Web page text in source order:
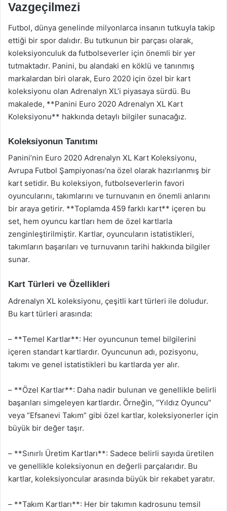
Vazgeçilmezi
Futbol, dünya genelinde milyonlarca insanın tutkuyla takip
ettiği bir spor dalıdır. Bu tutkunun bir parçası olarak,
koleksiyonculuk da futbolseverler için önemli bir yer
tutmaktadır. Panini, bu alandaki en köklü ve tanınmış
markalardan biri olarak, Euro 2020 için özel bir kart
koleksiyonu olan Adrenalyn XL’i piyasaya sürdü. Bu
makalede, **Panini Euro 2020 Adrenalyn XL Kart
Koleksiyonu** hakkında detaylı bilgiler sunacağız.
Koleksiyonun Tanıtımı
Panini’nin Euro 2020 Adrenalyn XL Kart Koleksiyonu,
Avrupa Futbol Şampiyonası’na özel olarak hazırlanmış bir
kart setidir. Bu koleksiyon, futbolseverlerin favori
oyuncularını, takımlarını ve turnuvanın en önemli anlarını
bir araya getirir. **Toplamda 459 farklı kart** içeren bu
set, hem oyuncu kartları hem de özel kartlarla
zenginleştirilmiştir. Kartlar, oyuncuların istatistikleri,
takımların başarıları ve turnuvanın tarihi hakkında bilgiler
sunar.
Kart Türleri ve Özellikleri
Adrenalyn XL koleksiyonu, çeşitli kart türleri ile doludur.
Bu kart türleri arasında:
– **Temel Kartlar**: Her oyuncunun temel bilgilerini
içeren standart kartlardır. Oyuncunun adı, pozisyonu,
takımı ve genel istatistikleri bu kartlarda yer alır.
– **Özel Kartlar**: Daha nadir bulunan ve genellikle belirli
başarıları simgeleyen kartlardır. Örneğin, “Yıldız Oyuncu”
veya “Efsanevi Takım” gibi özel kartlar, koleksiyonerler için
büyük bir değer taşır.
– **Sınırlı Üretim Kartları**: Sadece belirli sayıda üretilen
ve genellikle koleksiyonun en değerli parçalarıdır. Bu
kartlar, koleksiyoncular arasında büyük bir rekabet yaratır.
– **Takım Kartları**: Her bir takımın kadrosunu temsil